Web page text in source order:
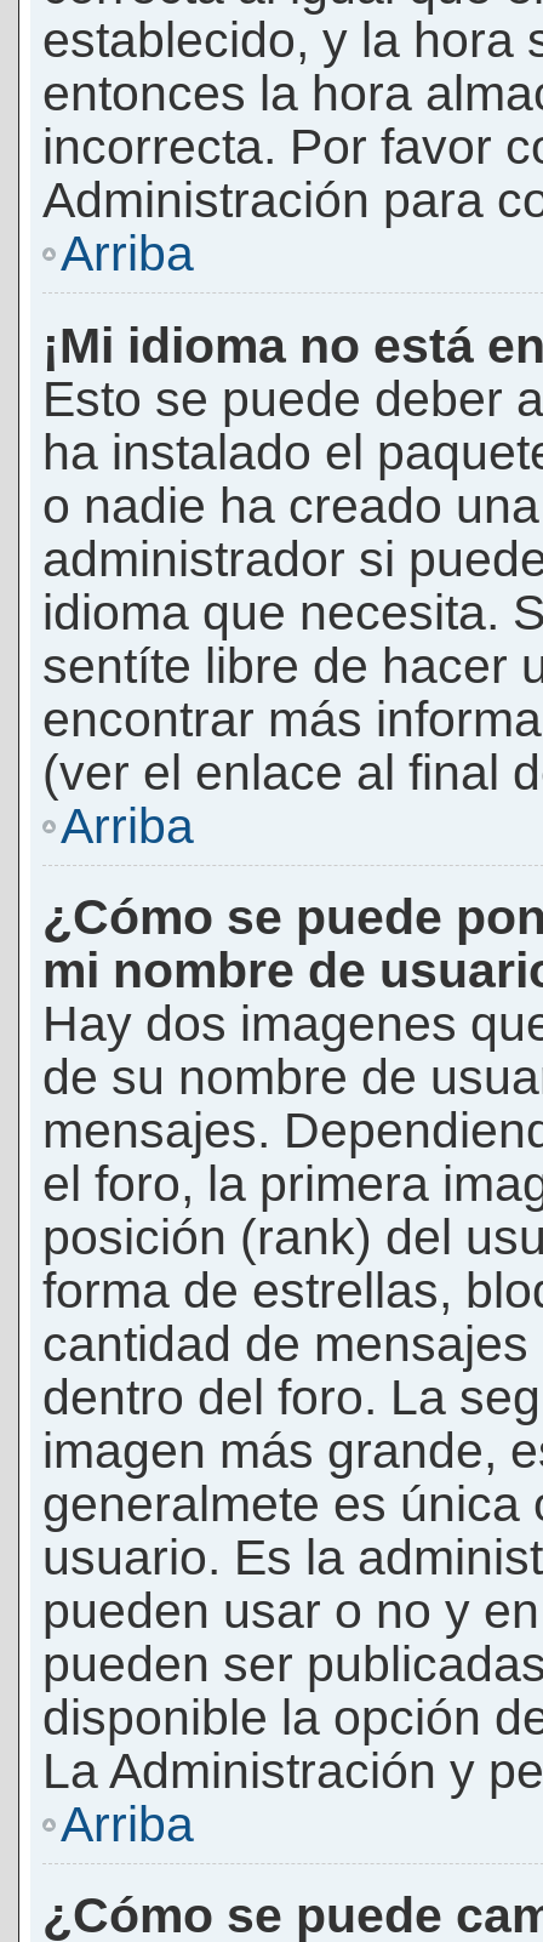
establecido, y la hora
entonces la hora
incorrecta. Por favor
Administración para
Arriba
¡Mi idioma no está
Esto se puede deber
ha instalado el
o nadie ha creado
administrador si
idioma que necesita.
sentíte libre de hacer
encontrar más
(ver el enlace al final
Arriba
¿Cómo se puede
mi nombre de
Hay dos imagenes
de su nombre de
mensajes.
el foro, la primera
posición (rank) del
forma de estrellas,
cantidad de
dentro del foro. La
imagen más grande,
generalmete es única
usuario. Es la
pueden usar o no y
pueden ser
disponible la opción
La Administración y
Arriba
¿Cómo se puede